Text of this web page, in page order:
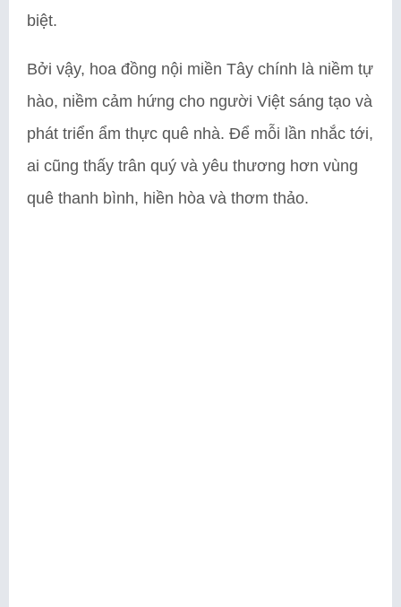
biệt.
Bởi vậy, hoa đồng nội miền Tây chính là niềm tự
hào, niềm cảm hứng cho người Việt sáng tạo và
phát triển ẩm thực quê nhà. Để mỗi lần nhắc tới,
ai cũng thấy trân quý và yêu thương hơn vùng
quê thanh bình, hiền hòa và thơm thảo.